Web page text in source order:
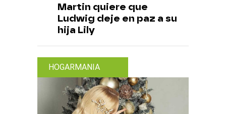
Martin quiere que
Ludwig deje en paz a su
hija Lily
HOGARMANIA